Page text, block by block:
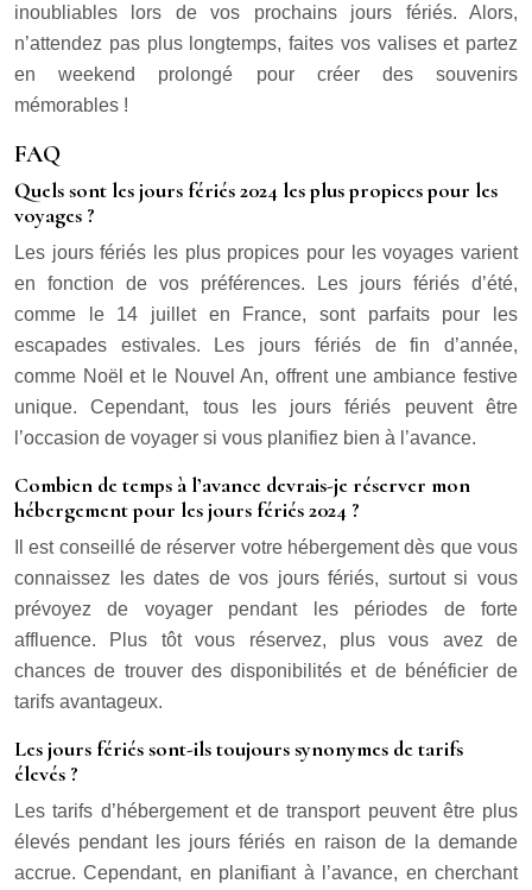
inoubliables lors de vos prochains jours fériés. Alors,
n’attendez pas plus longtemps, faites vos valises et partez
en weekend prolongé pour créer des souvenirs
mémorables !
FAQ
Quels sont les jours fériés 2024 les plus propices pour les
voyages ?
Les jours fériés les plus propices pour les voyages varient
en fonction de vos préférences. Les jours fériés d’été,
comme le 14 juillet en France, sont parfaits pour les
escapades estivales. Les jours fériés de fin d’année,
comme Noël et le Nouvel An, offrent une ambiance festive
unique. Cependant, tous les jours fériés peuvent être
l’occasion de voyager si vous planifiez bien à l’avance.
Combien de temps à l’avance devrais-je réserver mon
hébergement pour les jours fériés 2024 ?
Il est conseillé de réserver votre hébergement dès que vous
connaissez les dates de vos jours fériés, surtout si vous
prévoyez de voyager pendant les périodes de forte
affluence. Plus tôt vous réservez, plus vous avez de
chances de trouver des disponibilités et de bénéficier de
tarifs avantageux.
Les jours fériés sont-ils toujours synonymes de tarifs
élevés ?
Les tarifs d’hébergement et de transport peuvent être plus
élevés pendant les jours fériés en raison de la demande
accrue. Cependant, en planifiant à l’avance, en cherchant